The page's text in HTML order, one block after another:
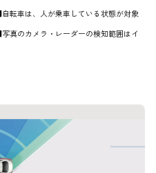
転車は、人が乗車している状態が対象
のカメラ・レーダーの検知範囲はイ